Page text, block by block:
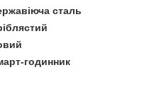
сталь
годинник